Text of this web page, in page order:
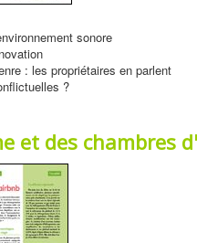
sonore
: les propriétaires en parlent
?
et des chambres